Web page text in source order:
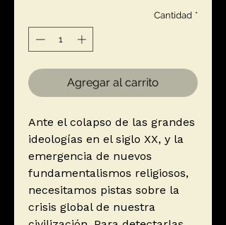
Cantidad *
Agregar al carrito
Ante el colapso de las grandes
ideologías en el siglo XX, y la
emergencia de nuevos
fundamentalismos religiosos,
necesitamos pistas sobre la
crisis global de nuestra